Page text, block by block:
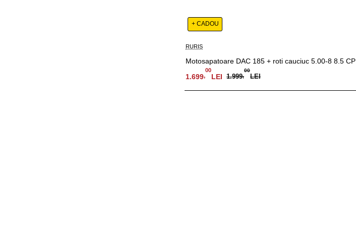
+ CADOU
RURIS
Motosapatoare DAC 185 + roti cauciuc 5.00-8 8.5 CP
1.699,
00
LEI 1.999,
00
LEI